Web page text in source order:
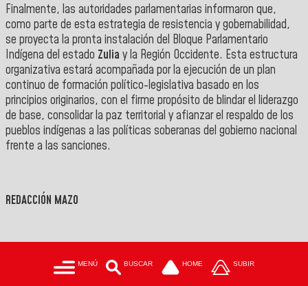
Finalmente, las autoridades parlamentarias informaron que,
como parte de esta estrategia de resistencia y gobernabilidad,
se proyecta la pronta instalación del Bloque Parlamentario
Indígena del estado Zulia y la Región Occidente. Esta estructura
organizativa estará acompañada por la ejecución de un plan
continuo de formación político-legislativa basado en los
principios originarios, con el firme propósito de blindar el liderazgo
de base, consolidar la paz territorial y afianzar el respaldo de los
pueblos indígenas a las políticas soberanas del gobierno nacional
frente a las sanciones.
REDACCIÓN MAZO
MENÚ BUSCAR HOME SUBIR